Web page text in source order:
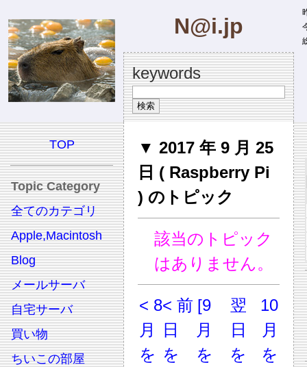
N@i.jp
keywords
TOP
Topic Category
全てのカテゴリ
Apple,Macintosh
Blog
メールサーバ
自宅サーバ
買い物
ちいこの部屋
▼ 2017 年 9 月 25
日 ( Raspberry Pi
) のトピック
該当のトピック
はありません。
< 8
月
を
< 前
日
を
[9
月
を
翌
日
を
10
月
を